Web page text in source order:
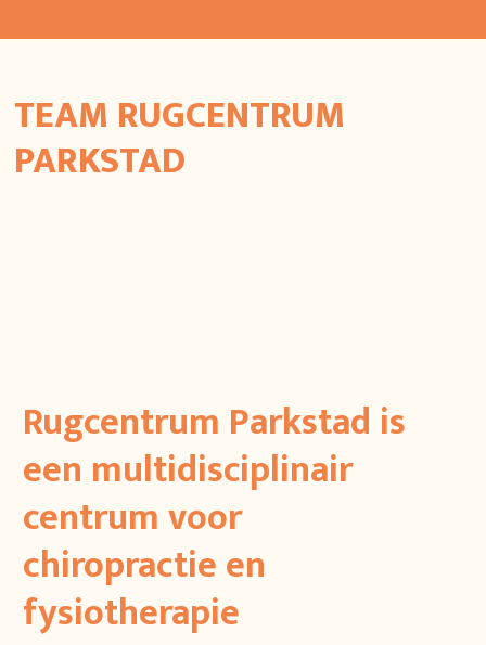
TEAM RUGCENTRUM
PARKSTAD
Rugcentrum Parkstad is
een multidisciplinair
centrum voor
chiropractie en
fysiotherapie